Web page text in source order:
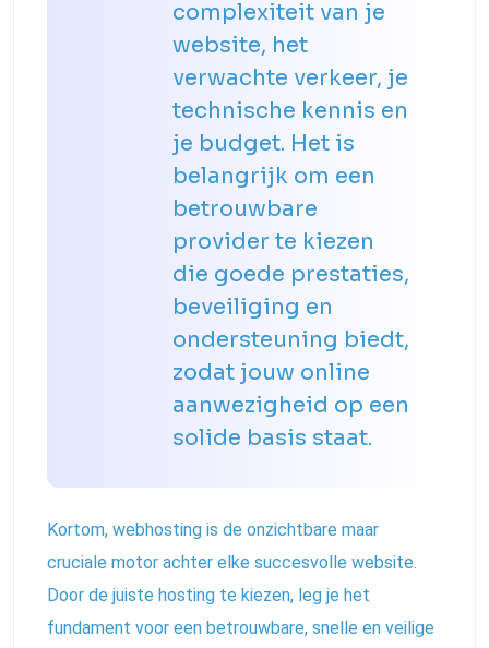
complexiteit van je
website, het
verwachte verkeer, je
technische kennis en
je budget. Het is
belangrijk om een
betrouwbare
provider te kiezen
die goede prestaties,
beveiliging en
ondersteuning biedt,
zodat jouw online
aanwezigheid op een
solide basis staat.
Kortom, webhosting is de onzichtbare maar
cruciale motor achter elke succesvolle website.
Door de juiste hosting te kiezen, leg je het
fundament voor een betrouwbare, snelle en veilige